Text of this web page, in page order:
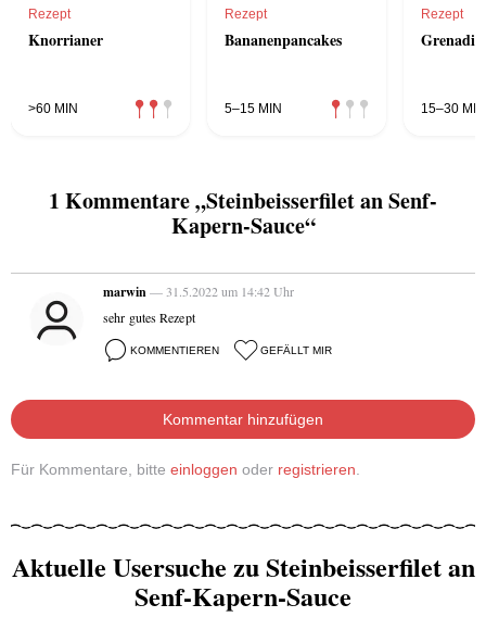
Rezept
Knorrianer
>60 MIN
Rezept
Bananenpancakes
5–15 MIN
Rezept
15–30 MIN
1 Kommentare „Steinbeisserfilet an Senf-
Kapern-Sauce“
marwin— 31.5.2022 um 14:42 Uhr
sehr gutes Rezept
KOMMENTIEREN GEFÄLLT MIR
Kommentar hinzufügen
Für Kommentare, bitte einloggen oder registrieren.
Aktuelle Usersuche zu Steinbeisserfilet an
Senf-Kapern-Sauce